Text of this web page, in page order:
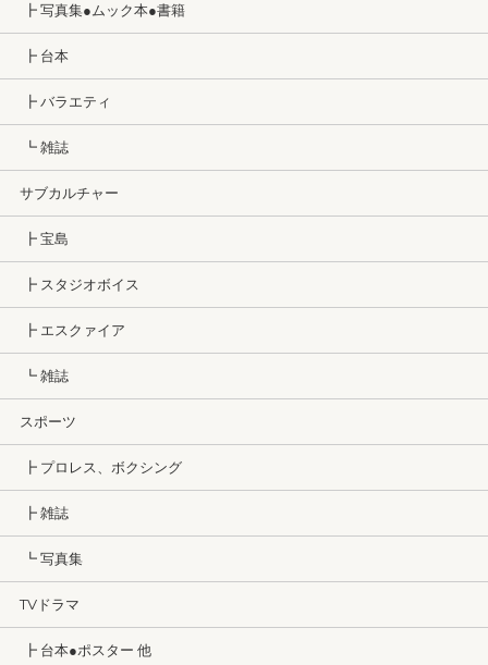
┣ 写真集●ムック本●書籍
┣ 台本
┣ バラエティ
┗ 雑誌
サブカルチャー
┣ 宝島
┣ スタジオボイス
┣ エスクァイア
┗ 雑誌
スポーツ
┣ プロレス、ボクシング
┣ 雑誌
┗ 写真集
TVドラマ
┣ 台本●ポスター 他